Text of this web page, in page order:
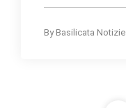
By Basilicata Notizie